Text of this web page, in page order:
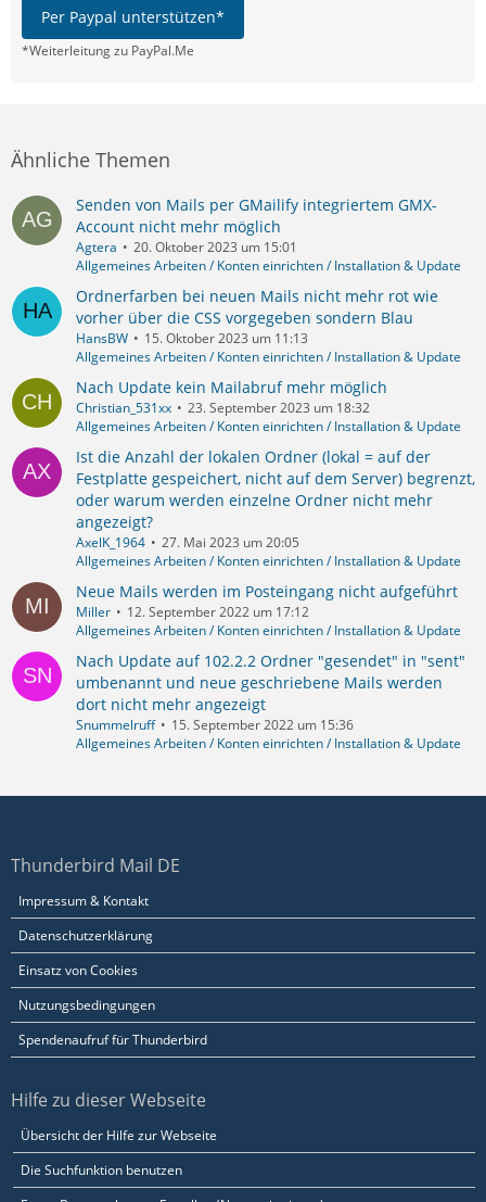
Per Paypal unterstützen*
*Weiterleitung zu PayPal.Me
Ähnliche Themen
Senden von Mails per GMailify integriertem GMX-
Account nicht mehr möglich
Agtera
20. Oktober 2023 um 15:01
Allgemeines Arbeiten / Konten einrichten / Installation & Update
Ordnerfarben bei neuen Mails nicht mehr rot wie
vorher über die CSS vorgegeben sondern Blau
HansBW
15. Oktober 2023 um 11:13
Allgemeines Arbeiten / Konten einrichten / Installation & Update
Nach Update kein Mailabruf mehr möglich
Christian_531xx
23. September 2023 um 18:32
Allgemeines Arbeiten / Konten einrichten / Installation & Update
Ist die Anzahl der lokalen Ordner (lokal = auf der
Festplatte gespeichert, nicht auf dem Server) begrenzt,
oder warum werden einzelne Ordner nicht mehr
angezeigt?
AxelK_1964
27. Mai 2023 um 20:05
Allgemeines Arbeiten / Konten einrichten / Installation & Update
Neue Mails werden im Posteingang nicht aufgeführt
Miller
12. September 2022 um 17:12
Allgemeines Arbeiten / Konten einrichten / Installation & Update
Nach Update auf 102.2.2 Ordner "gesendet" in "sent"
umbenannt und neue geschriebene Mails werden
dort nicht mehr angezeigt
Snummelruff
15. September 2022 um 15:36
Allgemeines Arbeiten / Konten einrichten / Installation & Update
Thunderbird Mail DE
Impressum & Kontakt
Datenschutzerklärung
Einsatz von Cookies
Nutzungsbedingungen
Spendenaufruf für Thunderbird
Hilfe zu dieser Webseite
Übersicht der Hilfe zur Webseite
Die Suchfunktion benutzen